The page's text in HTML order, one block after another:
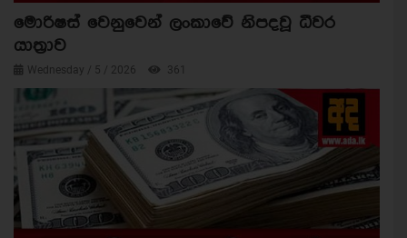
මොරිෂස් වෙනුවෙන් ලංකාවේ නිපදවූ ධීවර
යාත්‍රාව
Wednesday / 5 / 2026 361